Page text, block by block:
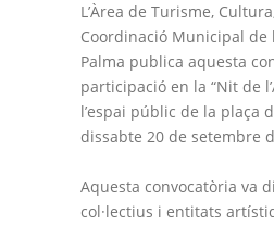
L’Àrea de Turisme,
Coordinació Municipal de
Palma publica aquesta
participació en la “Nit de
l’espai públic de la plaça
dissabte 20 de setembre
Aquesta convocatòria va
col·lectius i entitats